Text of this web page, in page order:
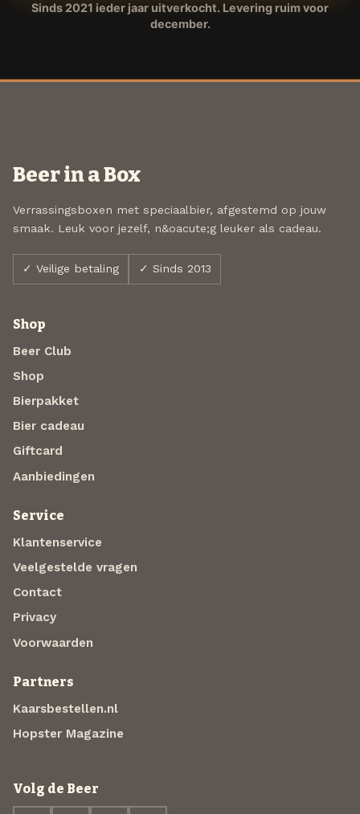
Sinds 2021 ieder jaar uitverkocht. Levering ruim voor
december.
Beer in a Box
Verrassingsboxen met speciaalbier, afgestemd op jouw
smaak. Leuk voor jezelf, n&oacute;g leuker als cadeau.
✓ Veilige betaling ✓ Sinds 2013
Shop
Beer Club
Shop
Bierpakket
Bier cadeau
Giftcard
Aanbiedingen
Service
Klantenservice
Veelgestelde vragen
Contact
Privacy
Voorwaarden
Partners
Kaarsbestellen.nl
Hopster Magazine
Volg de Beer